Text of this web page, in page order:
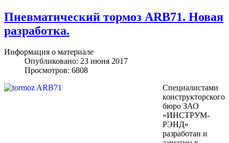
Пневматический тормоз ARB71. Новая
разработка.
Информация о материале
Опубликовано: 23 июня 2017
Просмотров: 6808
Специалистами
конструкторского
бюро ЗАО
«ИНСТРУМ-
РЭНД»
разработан и